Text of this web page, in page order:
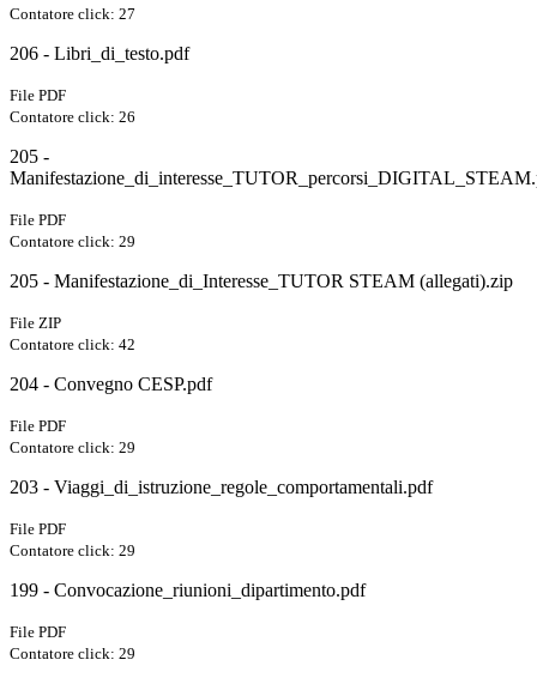
Contatore click: 27
206 - Libri_di_testo.pdf
File PDF
Contatore click: 26
205 -
File PDF
Contatore click: 29
205 - Manifestazione_di_Interesse_TUTOR STEAM (allegati).zip
File ZIP
Contatore click: 42
204 - Convegno CESP.pdf
File PDF
Contatore click: 29
203 - Viaggi_di_istruzione_regole_comportamentali.pdf
File PDF
Contatore click: 29
199 - Convocazione_riunioni_dipartimento.pdf
File PDF
Contatore click: 29